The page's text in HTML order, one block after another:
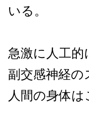
いる。
急激に人工
副交感神経
人間の身体